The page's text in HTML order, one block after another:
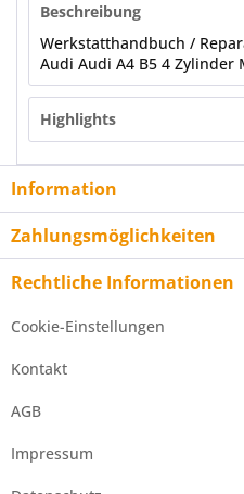
Beschreibung
Werkstatthandbuch /
Audi Audi A4 B5 4 Zylinder
Highlights
Information
Zahlungsmöglichkeiten
Rechtliche Informationen
Cookie-Einstellungen
Kontakt
AGB
Impressum